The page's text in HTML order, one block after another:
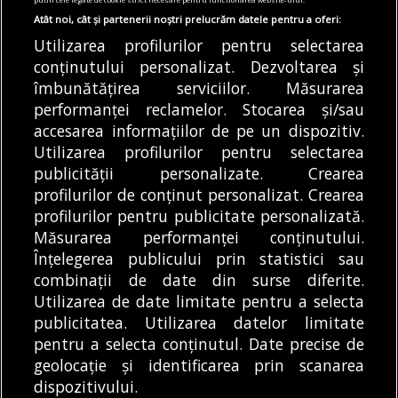
09/08/2026
Articole Știri
Furnizarea apei reci se întrerupe pentru
lucrări de modernizare. Apa Nova anunță
zonele cu probleme
MODIFICĂ SETĂRILE COOKIES
© Copyright 2025 - Buletin de București.
Găzduit dePresslabs.com. Powered by TRS Design.
Despre
Noi
Media
Kit
Politică De
Confidențialitate
Cookie
Policy (EU)
Cookie
Policy
Atât noi, cât și partenerii noștri prelucrăm datele pentru a oferi:
Utilizarea profilurilor pentru selectarea
conținutului personalizat. Dezvoltarea și
îmbunătățirea serviciilor. Măsurarea
performanței reclamelor. Stocarea și/sau
accesarea informațiilor de pe un dispozitiv.
Utilizarea profilurilor pentru selectarea
publicității personalizate. Crearea
profilurilor de conținut personalizat. Crearea
profilurilor pentru publicitate personalizată.
Măsurarea performanței conținutului.
Înțelegerea publicului prin statistici sau
combinații de date din surse diferite.
Utilizarea de date limitate pentru a selecta
publicitatea. Utilizarea datelor limitate
pentru a selecta conținutul. Date precise de
geolocație și identificarea prin scanarea
dispozitivului.